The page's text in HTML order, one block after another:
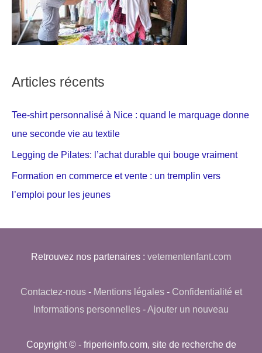
Articles récents
Tee-shirt personnalisé à Nice : quand le marquage donne
une seconde vie au textile
Legging de Pilates: l’achat durable qui bouge vraiment
Formation en commerce et vente : un tremplin vers
l’emploi pour les jeunes
Retrouvez nos partenaires : vetementenfant.com
Contactez-nous- Mentions légales- Confidentialité et
Informations personnelles -Ajouter un nouveau
Copyright © - friperieinfo.com, site de recherche de